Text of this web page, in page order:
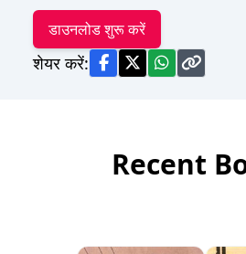
डाउनलोड शुरू करें
शेयर करें:
Recent